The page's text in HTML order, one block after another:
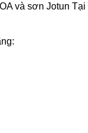
và sơn Jotun